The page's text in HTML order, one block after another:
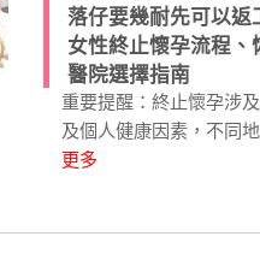
落仔要幾耐先可以返
女性終止懷孕流程、
醫院選擇指南
重要提醒：終止懷孕涉
及個人健康因素，不同
更多